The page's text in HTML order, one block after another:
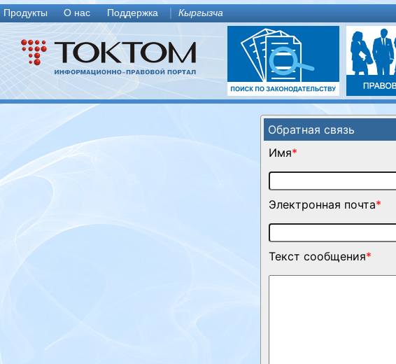
Продукты О нас Поддержка Кыргызча
Обратная связь
Имя*
Электронная почта*
Текст сообщения*